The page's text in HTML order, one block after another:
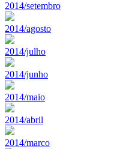
2014/setembro
2014/agosto
2014/julho
2014/junho
2014/maio
2014/abril
2014/marco